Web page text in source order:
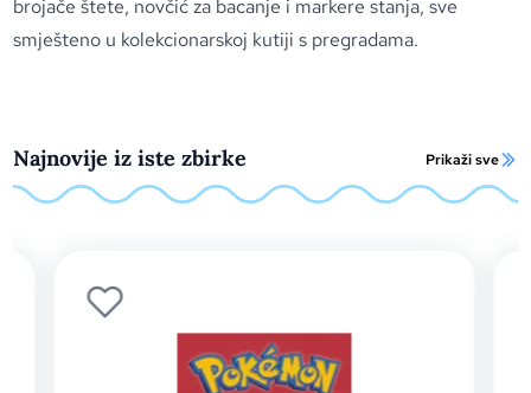
brojače štete, novčić za bacanje i markere stanja, sve
smješteno u kolekcionarskoj kutiji s pregradama.
Najnovije iz iste zbirke Prikaži sve